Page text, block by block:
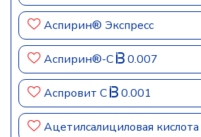
Аспирин® Экспресс
Аспирин®-C 0.007
Аспровит С 0.001
Ацетилсалициловая кислота